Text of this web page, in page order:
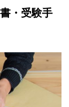
・受験手